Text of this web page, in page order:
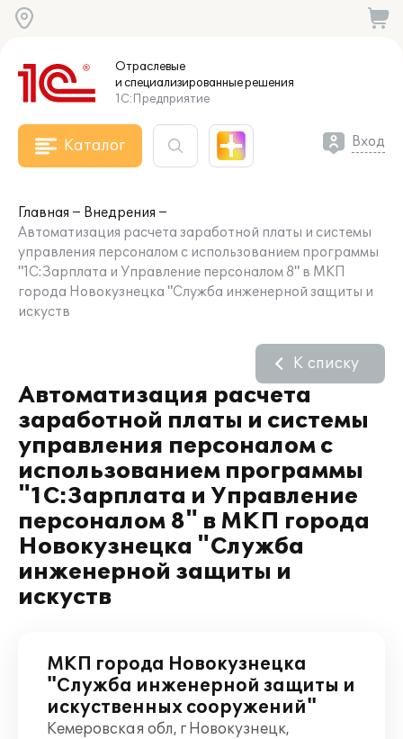
Отраслевые
и специализированныерешения
1С:Предприятие
Каталог Вход
Главная
Внедрения
Автоматизация расчета заработной платы и системы
управления персоналом с использованием программы
"1С:Зарплата и Управление персоналом 8" в МКП
города Новокузнецка "Служба инженерной защиты и
искуств
Автоматизация расчета
заработной платы и системы
управления персоналом с
использованием программы
"1С:Зарплата и Управление
персоналом 8" в МКП города
Новокузнецка "Служба
инженерной защиты и
искуств
К списку
МКП города Новокузнецка
"Служба инженерной защиты и
искуственных сооружений"
Кемеровская обл, г Новокузнецк,